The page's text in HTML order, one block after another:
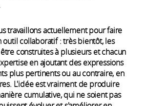
travaillons actuellement pour faire
outil collaboratif : très bientôt, les
construites à plusieurs et chacun
en ajoutant des expressions
plus pertinents ou au contraire, en
L'idée est vraiment de produire
cumulative, qui ne soient pas